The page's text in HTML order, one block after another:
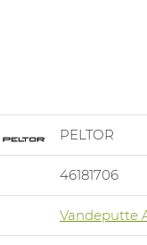
PELTOR
46181706
Vandeputte